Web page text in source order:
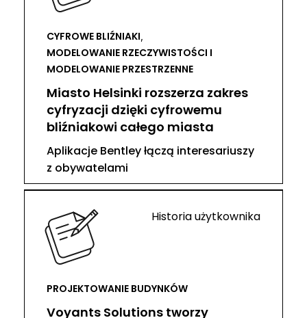
CYFROWE BLIŹNIAKI
MODELOWANIE RZECZYWISTOŚCI I
MODELOWANIE PRZESTRZENNE
Miasto Helsinki rozszerza zakres
cyfryzacji dzięki cyfrowemu
bliźniakowi całego miasta
Aplikacje Bentley łączą interesariuszy
z obywatelami
Historia użytkownika
PROJEKTOWANIE BUDYNKÓW
Voyants Solutions tworzy